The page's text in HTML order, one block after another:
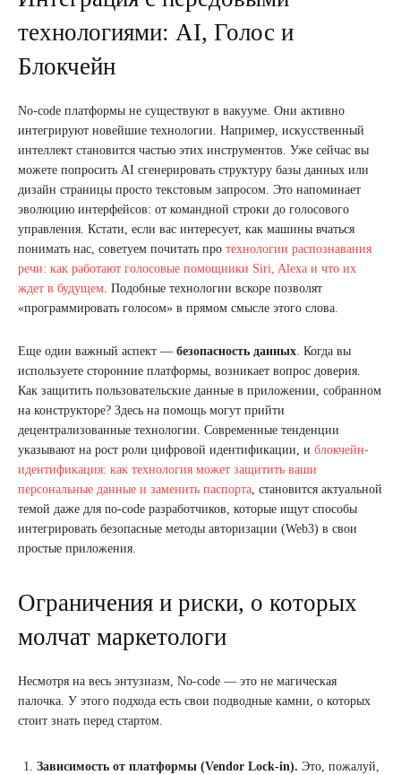
технологиями: AI, Голос и
Блокчейн
No-code платформы не существуют в вакууме. Они активно
интегрируют новейшие технологии. Например, искусственный
интеллект становится частью этих инструментов. Уже сейчас вы
можете попросить AI сгенерировать структуру базы данных или
дизайн страницы просто текстовым запросом. Это напоминает
эволюцию интерфейсов: от командной строки до голосового
управления. Кстати, если вас интересует, как машины вчаться
понимать нас, советуем почитать про технологии распознавания
речи: как работают голосовые помощники Siri, Alexa и что их
ждет в будущем. Подобные технологии вскоре позволят
«программировать голосом» в прямом смысле этого слова.
Еще один важный аспект — безопасность данных. Когда вы
используете сторонние платформы, возникает вопрос доверия.
Как защитить пользовательские данные в приложении, собранном
на конструкторе? Здесь на помощь могут прийти
децентрализованные технологии. Современные тенденции
указывают на рост роли цифровой идентификации, и блокчейн-
идентификация: как технология может защитить ваши
персональные данные и заменить паспорта, становится актуальной
темой даже для no-code разработчиков, которые ищут способы
интегрировать безопасные методы авторизации (Web3) в свои
простые приложения.
Ограничения и риски, о которых
молчат маркетологи
Несмотря на весь энтузиазм, No-code — это не магическая
палочка. У этого подхода есть свои подводные камни, о которых
стоит знать перед стартом.
Зависимость от платформы (Vendor Lock-in). Это, пожалуй,